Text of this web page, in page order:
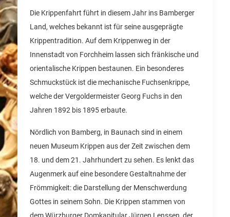
Die Krippenfahrt führt in diesem Jahr ins Bamberger
Land, welches bekannt ist für seine ausgeprägte
Krippentradition. Auf dem Krippenweg in der
Innenstadt von Forchheim lassen sich fränkische und
orientalische Krippen bestaunen. Ein besonderes
Schmuckstück ist die mechanische Fuchsenkrippe,
welche der Vergoldermeister Georg Fuchs in den
Jahren 1892 bis 1895 erbaute.
Nördlich von Bamberg, in Baunach sind in einem
neuen Museum Krippen aus der Zeit zwischen dem
18. und dem 21. Jahrhundert zu sehen. Es lenkt das
Augenmerk auf eine besondere Gestaltnahme der
Frömmigkeit: die Darstellung der Menschwerdung
Gottes in seinem Sohn. Die Krippen stammen von
dem Würzburger Domkapitular Jürgen Lenssen, der